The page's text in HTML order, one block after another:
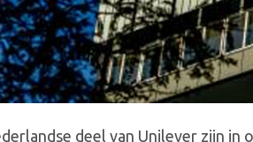
deel van Unilever zijn